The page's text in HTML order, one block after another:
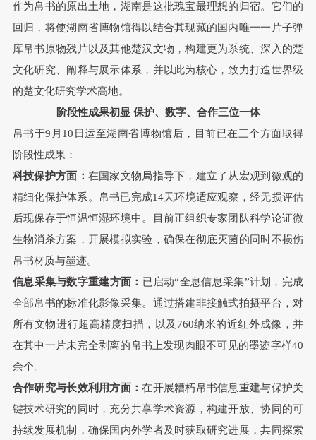
作为帛书的原出土地，湖南是这批瑰宝最理想的归宿。它们的
回归，将使湖南省博物馆得以结合其现藏的国内唯一一片子弹
库帛书原物残片以及其他楚汉文物，构建更为系统、深入的楚
文化研究、阐释与展示体系，并以此为核心，致力打造世界级
的楚文化研究学术高地。
阶段性成果初显 保护、数字、合作三位一体
帛书于9月10日运至湖南省博物馆后，目前已在三个方面取得
阶段性成果：
科技保护方面： 在国家文物局指导下，建立了从宏观到微观的
精细化保护体系。帛书已完成14天环境适应观察，经无损评估
后现保存于恒温恒湿环境中。目前正组织专家团队科学论证微
生物消杀方案，开展模拟实验，确保在彻底灭菌的同时不损伤
帛书材质与墨迹。
信息采集与数字重建方面： 已启动“全息信息采集”计划，完成
全部帛书的标准化影像采集。通过搭建非接触式拍摄平台，对
所有文物进行超高精度扫描，以及760纳米的近红外成像，并
在其中一片未完全剥离的帛书上发现肉眼不可见的墨迹字样40
余个。
合作研究与长效利用方面：在开展糟朽帛书信息重建与保护关
键技术研究的同时，充分共享学术资源，构建开放、协同的可
持续发展机制，确保国内外学者及时获取研究进展，共同探索